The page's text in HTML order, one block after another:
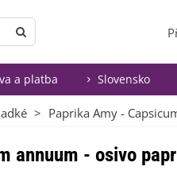
a platba Slovensko
> Paprika Amy -
annuum - osivo